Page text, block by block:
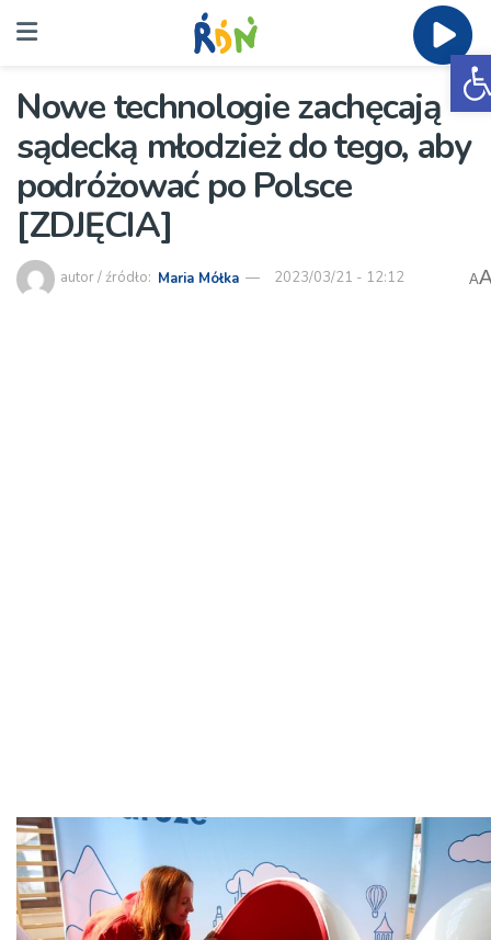
Nowe technologie zachęcają
sądecką młodzież do tego, aby
podróżować po Polsce
[ZDJĘCIA]
autor / źródło: Maria Mółka 2023/03/21 - 12:12 A